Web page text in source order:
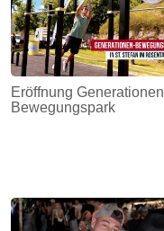
Eröffnung Generationen
Bewegungspark